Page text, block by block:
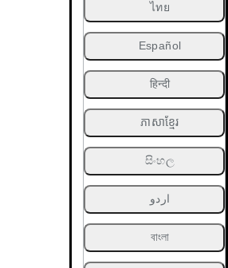
ไทย
Español
हिन्दी
ភាសាខ្មែរ
සිංහල
اردو
বাংলা